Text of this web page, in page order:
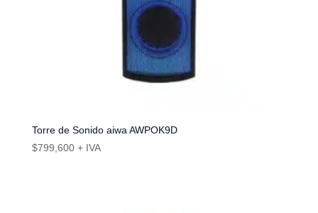
Torre de Sonido aiwa AWPOK9D
$799,600 + IVA